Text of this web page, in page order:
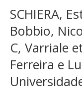
SCHIERA,
Bobbio,
C, Varriale
Ferreira e